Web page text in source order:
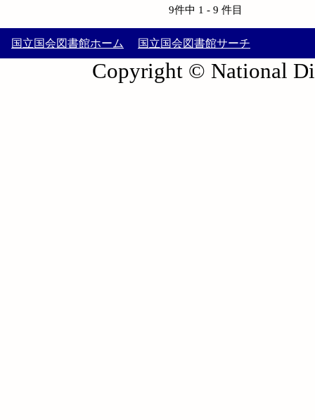
9件中 1 - 9 件目
国立国会図書館ホーム 国立国会図書館サーチ
Copyright © National